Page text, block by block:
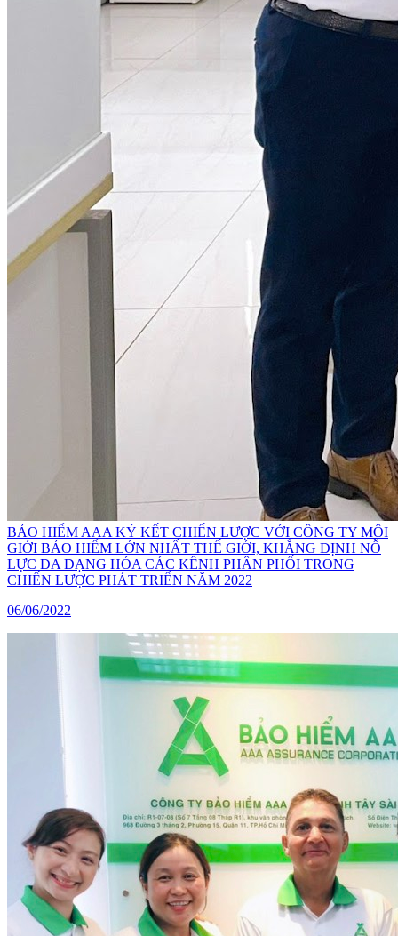
BẢO HIỂM AAA KÝ KẾT CHIẾN LƯỢC VỚI CÔNG TY MÔI
GIỚI BẢO HIỂM LỚN NHẤT THẾ GIỚI, KHẲNG ĐỊNH NỖ
LỰC ĐA DẠNG HÓA CÁC KÊNH PHÂN PHỐI TRONG
CHIẾN LƯỢC PHÁT TRIỂN NĂM 2022
06/06/2022